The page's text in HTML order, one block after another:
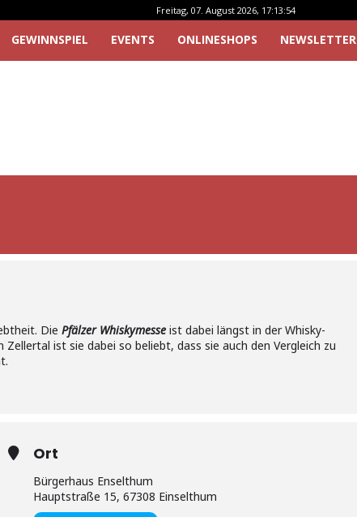
Freitag, 07. August 2026, 17:13:54
GEWINNSPIEL EVENTS ONLINESHOPS NEWSLETTER
Die Pfälzer Whiskymesse ist dabei längst in der Whisky-
ist sie dabei so beliebt, dass sie auch den Vergleich zu
Ort
Bürgerhaus Enselthum
Hauptstraße 15, 67308 Einselthum